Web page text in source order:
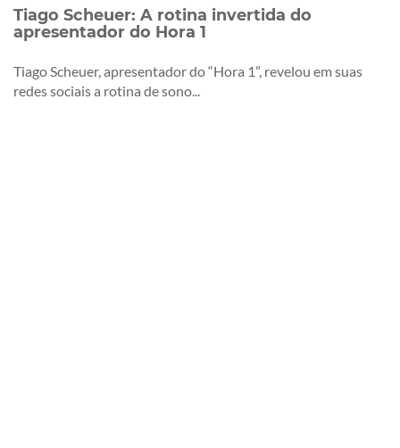
Tiago Scheuer: A rotina invertida do
apresentador do Hora 1
Tiago Scheuer, apresentador do “Hora 1”, revelou em suas
redes sociais a rotina de sono...